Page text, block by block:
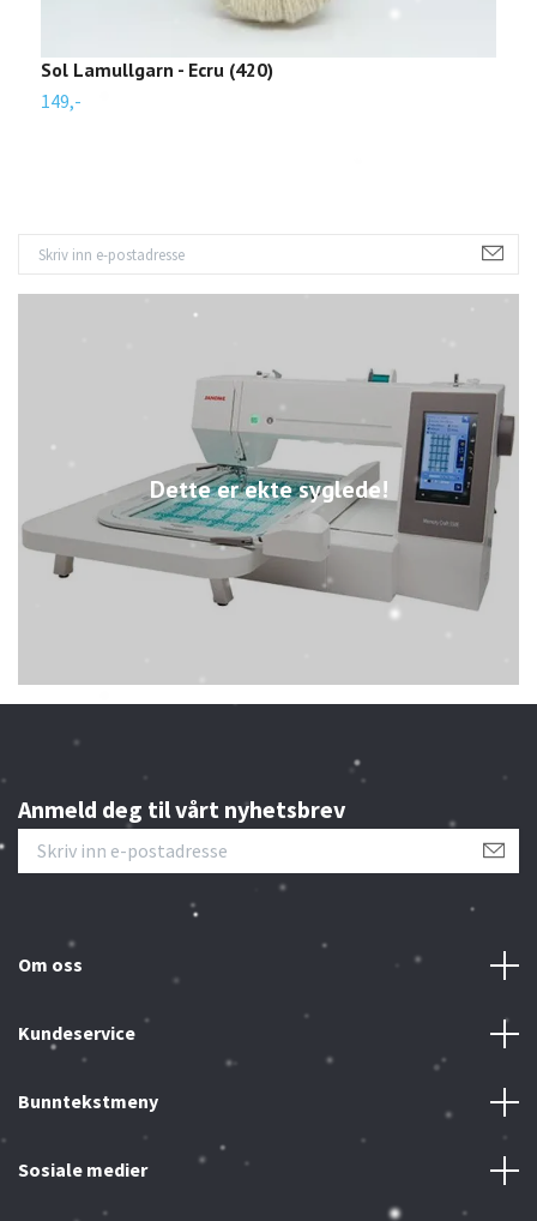
Dette er ekte syglede!
Sol Lamullgarn - Ecru (420)
149,-
Anmeld deg til vårt nyhetsbrev
Om oss
Kundeservice
Bunntekstmeny
Sosiale medier